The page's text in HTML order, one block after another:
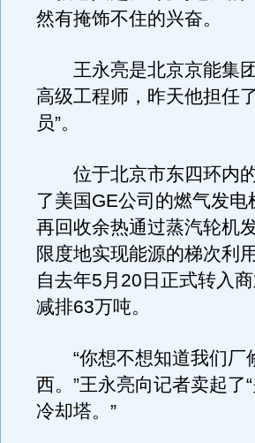
然有掩饰不住的兴奋。
王永亮是北京京能集团
高级工程师，昨天他担任
员”。
位于北京市东四环内的
了美国GE公司的燃气发
再回收余热通过蒸汽轮机
限度地实现能源的梯次利
自去年5月20日正式转入
减排63万吨。
“你想不想知道我们厂
西。”王永亮向记者卖起了
冷却塔。”